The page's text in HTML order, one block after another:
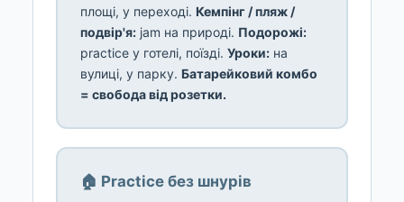
площі, у переході. Кемпінг / пляж /
подвір'я: jam на природі. Подорожі:
practice у готелі, поїзді. Уроки: на
вулиці, у парку. Батарейковий комбо
= свобода від розетки.
🏠 Practice без шнурів